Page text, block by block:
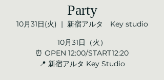
Party
10月31日(火)
  |
新宿アルタ Key studio
10月31日（火）
⏰ OPEN 12:00/START12:20
📍 新宿アルタ Key Studio